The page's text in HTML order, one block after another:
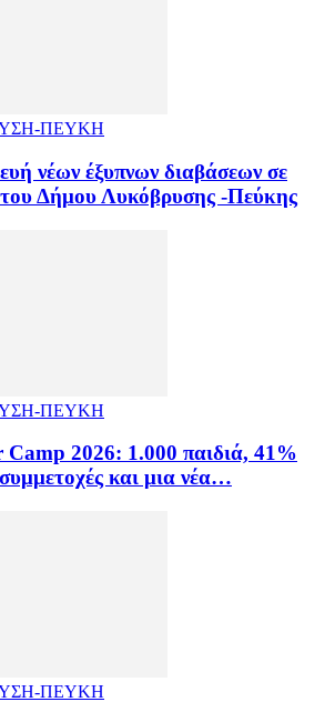
ΠΕΥΚΗ
νέων έξυπνων διαβάσεων σε
του Δήμου Λυκόβρυσης -Πεύκης
ΠΕΥΚΗ
Camp 2026: 1.000 παιδιά, 41%
και μια νέα…
ΠΕΥΚΗ